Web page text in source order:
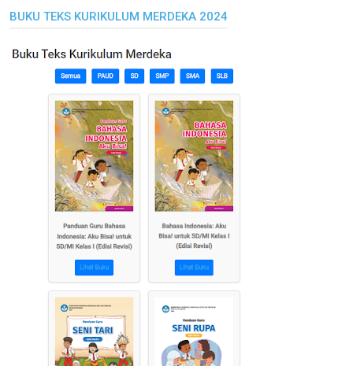
BUKU TEKS KURIKULUM MERDEKA 2024